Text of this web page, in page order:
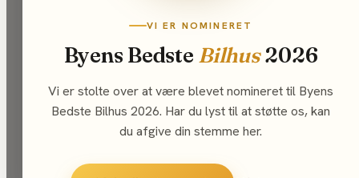
VI ER NOMINERET
Byens Bedste Bilhus2026
Vi er stolte over at være blevet nomineret til Byens
Bedste Bilhus 2026. Har du lyst til at støtte os, kan
du afgive din stemme her.